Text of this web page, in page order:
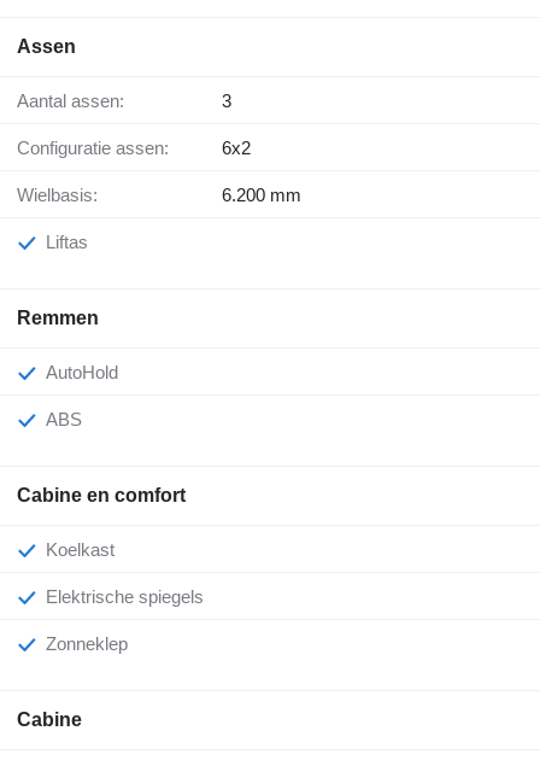
Assen
Aantal assen: 3
Configuratie assen: 6x2
Wielbasis: 6.200 mm
Liftas
Remmen
AutoHold
ABS
Cabine en comfort
Koelkast
Elektrische spiegels
Zonneklep
Cabine